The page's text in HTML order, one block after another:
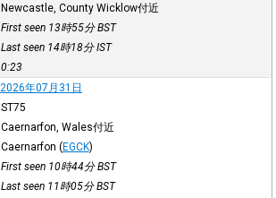
Newcastle, County Wicklow付近
First seen 13時55分BST
Last seen 14時18分IST
0:23
2026年07月31日
ST75
Caernarfon, Wales付近
Caernarfon (EGCK)
First seen 10時44分BST
Last seen 11時05分BST